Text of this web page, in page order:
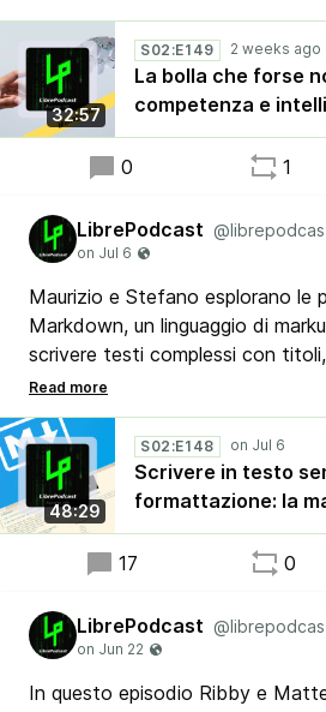
vero collasso non è mai stato
stesso che ha svuotato
di ogni memoria: la fretta di
una scorciatoia.
32:57
S02:E149
La bolla che forse
competenza e
0 1
LibrePodcast
Maurizio e Stefano esplorano le
Markdown, un linguaggio di
scrivere testi complessi con
link, elenchi, riferimenti a
solo testo semplice, che può
convertito in altri formati come
molti altri.
48:29
S02:E148
Scrivere in testo
formattazione: la
17 0
LibrePodcast
In questo episodio Ribby e